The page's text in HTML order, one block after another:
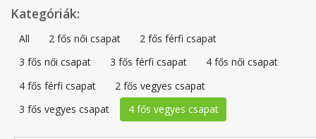
Kategóriák:
All 2 fős női csapat
2 fős férfi csapat
3 fős női csapat
3 fős férfi csapat
4 fős női csapat
4 fős férfi csapat
2 fős vegyes csapat
3 fős vegyes csapat
4 fős vegyes csapat